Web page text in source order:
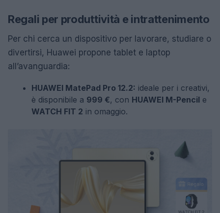
Regali per produttività e intrattenimento
Per chi cerca un dispositivo per lavorare, studiare o
divertirsi, Huawei propone tablet e laptop
all’avanguardia:
HUAWEI MatePad Pro 12.2: ideale per i creativi,
è disponibile a 999 €, con HUAWEI M-Pencil e
WATCH FIT 2 in omaggio.